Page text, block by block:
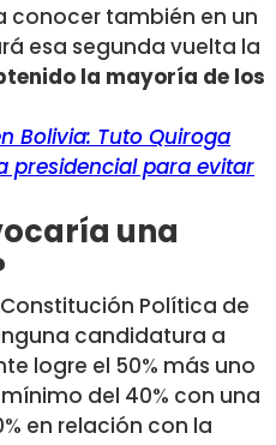
conocer también en un
esa segunda vuelta la
la mayoría de los
Bolivia: Tuto Quiroga
presidencial para evitar
una
Política de
candidatura a
logre el 50% más uno
del 40% con una
en relación con la